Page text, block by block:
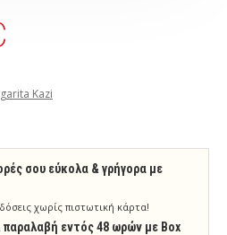
Kazi
σου εύκολα & γρήγορα με
χωρίς πιστωτική κάρτα!
παραλαβή εντός 48 ωρών με Box